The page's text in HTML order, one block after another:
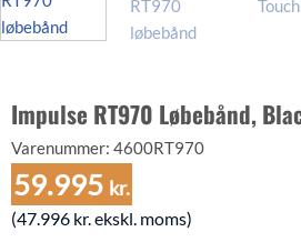
Impulse RT970 Løbebånd,
Varenummer: 4600RT970
59.995 kr.
(47.996 kr.ekskl. moms)